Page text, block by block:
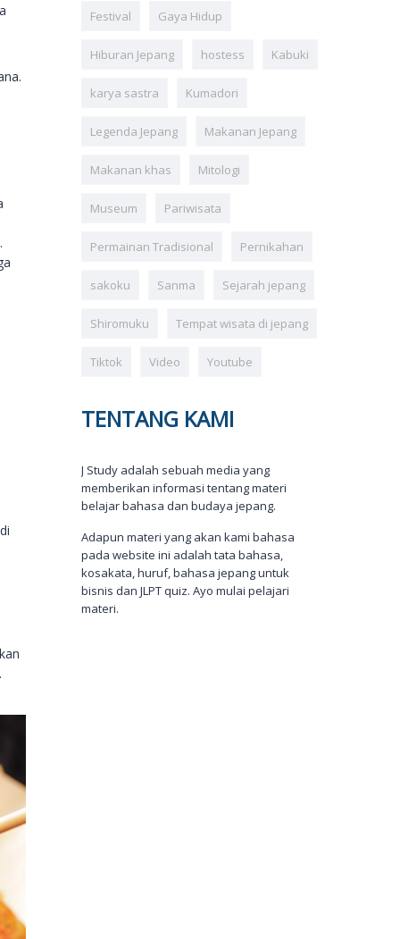
Festival Gaya Hidup
Hiburan Jepang hostess Kabuki
karya sastra Kumadori
Legenda Jepang Makanan Jepang
Makanan khas Mitologi
Museum Pariwisata
Permainan Tradisional Pernikahan
sakoku Sanma Sejarah jepang
Shiromuku Tempat wisata di jepang
Tiktok Video Youtube
TENTANG KAMI
J Study adalah sebuah media yang
memberikan informasi tentang materi
belajar bahasa dan budaya jepang.
Adapun materi yang akan kami bahasa
pada website ini adalah tata bahasa,
kosakata, huruf, bahasa jepang untuk
bisnis dan JLPT quiz. Ayo mulai pelajari
materi.